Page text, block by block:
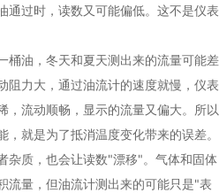
通过时，读数又可能偏低。这不是仪表
桶油，冬天和夏天测出来的流量可能差
阻力大，通过油流计的速度就慢，仪表
，流动顺畅，显示的流量又偏大。所以
就是为了抵消温度变化带来的误差。
杂质，也会让读数"漂移"。气体和固体
流量，但油流计测出来的可能只是"表